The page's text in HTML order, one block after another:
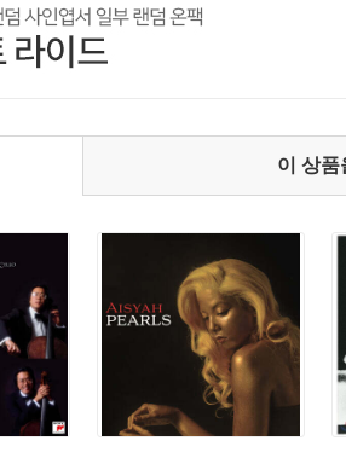
이 상품